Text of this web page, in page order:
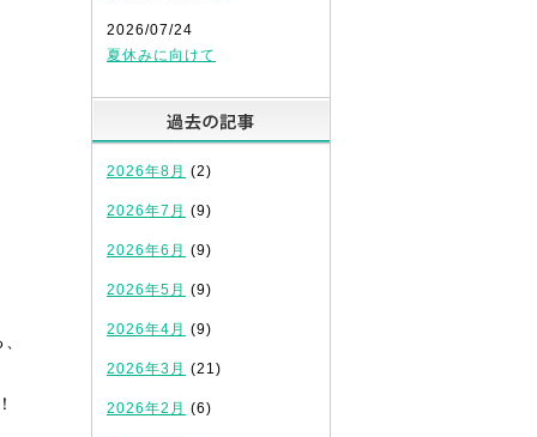
2026/07/24
夏休みに向けて
2026年8月 (2)
2026年7月 (9)
2026年6月 (9)
2026年5月 (9)
2026年4月 (9)
2026年3月 (21)
2026年2月 (6)